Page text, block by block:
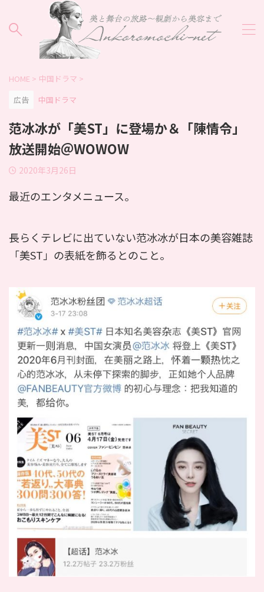
HOME > 中国ドラマ >
広告
中国ドラマ
范冰冰が「美ST」に登場か＆「陳情令」
放送開始＠WOWOW
2020年3月26日
最近のエンタメニュース。
長らくテレビに出ていない范冰冰が日本の美容雑誌
「美ST」の表紙を飾るとのこと。